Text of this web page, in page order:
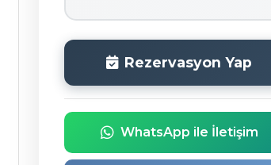
Rezervasyon Yap
WhatsApp ile İletişim